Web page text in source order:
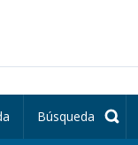
Búsqueda